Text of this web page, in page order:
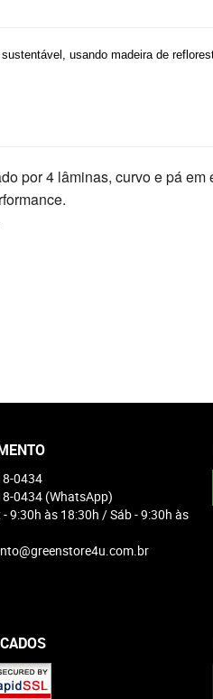
usando madeira de
por 4 lâminas, curvo e pá
0434
0434 (WhatsApp)
- 9:30h às 18:30h / Sáb - 9:30h às